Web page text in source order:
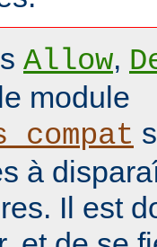
Allow,
module
à
Il est